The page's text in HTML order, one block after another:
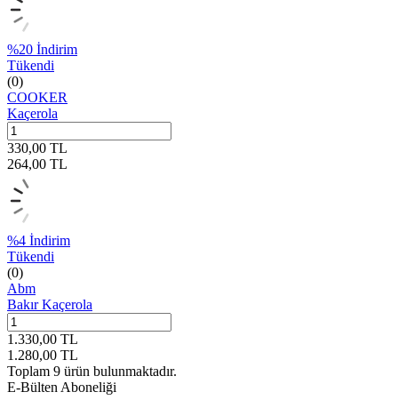
%20 İndirim
Tükendi
(0)
COOKER
Kaçerola
330,00 TL
264,00 TL
%4 İndirim
Tükendi
(0)
Abm
Bakır Kaçerola
1.330,00 TL
1.280,00 TL
Toplam 9 ürün bulunmaktadır.
E-Bülten Aboneliği